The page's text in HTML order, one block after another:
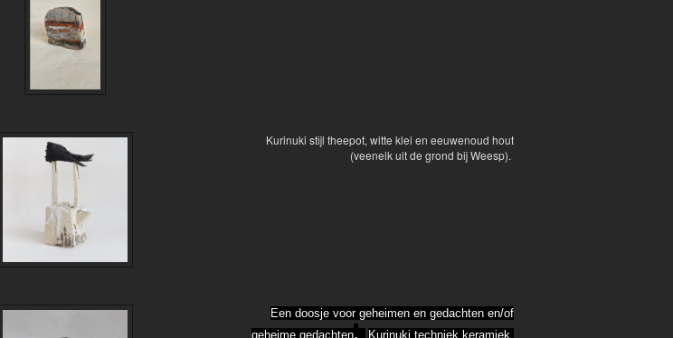
Kurinuki stijl theepot, witte klei en eeuwenoud hout
(veeneik uit de grond bij Weesp).
Een doosje voor geheimen en gedachten en/of
geheime gedachten.
Kurinuki techniek keramiek,